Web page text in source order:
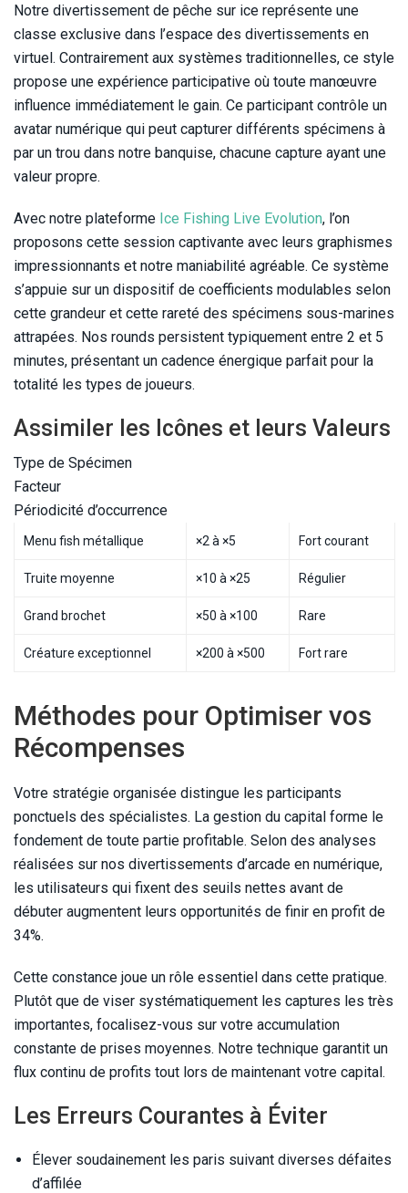
Notre divertissement de pêche sur ice représente une
classe exclusive dans l’espace des divertissements en
virtuel. Contrairement aux systèmes traditionnelles, ce style
propose une expérience participative où toute manœuvre
influence immédiatement le gain. Ce participant contrôle un
avatar numérique qui peut capturer différents spécimens à
par un trou dans notre banquise, chacune capture ayant une
valeur propre.
Avec notre plateforme Ice Fishing Live Evolution, l’on
proposons cette session captivante avec leurs graphismes
impressionnants et notre maniabilité agréable. Ce système
s’appuie sur un dispositif de coefficients modulables selon
cette grandeur et cette rareté des spécimens sous-marines
attrapées. Nos rounds persistent typiquement entre 2 et 5
minutes, présentant un cadence énergique parfait pour la
totalité les types de joueurs.
Assimiler les Icônes et leurs Valeurs
Type de Spécimen
Facteur
Périodicité d’occurrence
Menu fish métallique ×2 à ×5 Fort courant
Truite moyenne ×10 à ×25 Régulier
Grand brochet ×50 à ×100 Rare
Créature exceptionnel ×200 à ×500 Fort rare
Méthodes pour Optimiser vos
Récompenses
Votre stratégie organisée distingue les participants
ponctuels des spécialistes. La gestion du capital forme le
fondement de toute partie profitable. Selon des analyses
réalisées sur nos divertissements d’arcade en numérique,
les utilisateurs qui fixent des seuils nettes avant de
débuter augmentent leurs opportunités de finir en profit de
34%.
Cette constance joue un rôle essentiel dans cette pratique.
Plutôt que de viser systématiquement les captures les très
importantes, focalisez-vous sur votre accumulation
constante de prises moyennes. Notre technique garantit un
flux continu de profits tout lors de maintenant votre capital.
Les Erreurs Courantes à Éviter
Élever soudainement les paris suivant diverses défaites
d’affilée